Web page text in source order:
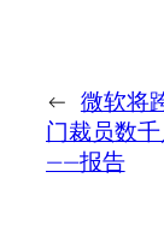
← 微软将
门裁员数千
——报告